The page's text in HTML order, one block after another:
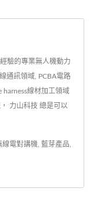
驗的專業無人機動力
通訊領域, PCBA電路
harness線材加工領域
力山科技 總是可以
線電對講機 藍芽產品